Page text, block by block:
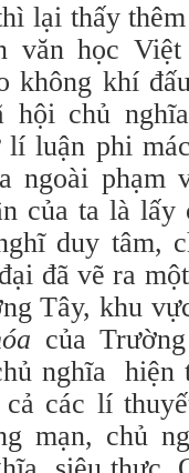
lại thấy
văn học
không khí
hội chủ
lí luận phi
ngoài phạm
của ta là
duy tâm,
đã vẽ ra
Tây, khu
của
nghĩa hiện
các lí
mạn, chủ